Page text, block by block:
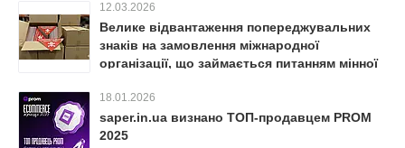
12.03.2026
Велике відвантаження попереджувальних
знаків на замовлення міжнародної
організації, що займається питанням мінної
18.01.2026
saper.in.ua визнано ТОП-продавцем PROM
2025